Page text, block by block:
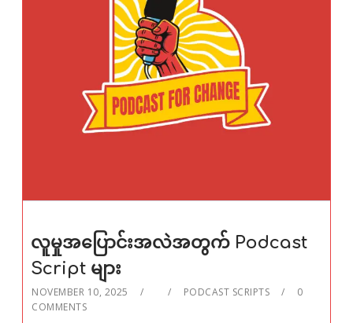
လူမှုအပြောင်းအလဲအတွက် Podcast
Script များ
NOVEMBER 10, 2025 PODCAST SCRIPTS
0
COMMENTS